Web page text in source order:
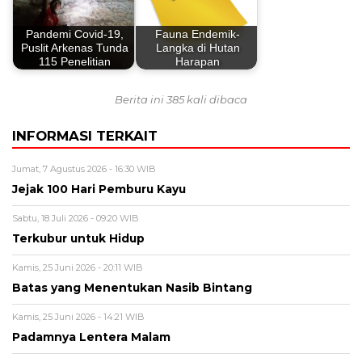
Pandemi Covid-19,
Puslit Arkenas Tunda
115 Penelitian
Fauna Endemik-
Langka di Hutan
Harapan
Berita ini 385 kali dibaca
INFORMASI TERKAIT
Jumat, 7 Agustus 2026 - 16:30 WIB
Jejak 100 Hari Pemburu Kayu
Sabtu, 18 Juli 2026 - 09:20 WIB
Terkubur untuk Hidup
Kamis, 25 Juni 2026 - 20:11 WIB
Batas yang Menentukan Nasib Bintang
Kamis, 25 Juni 2026 - 14:21 WIB
Padamnya Lentera Malam